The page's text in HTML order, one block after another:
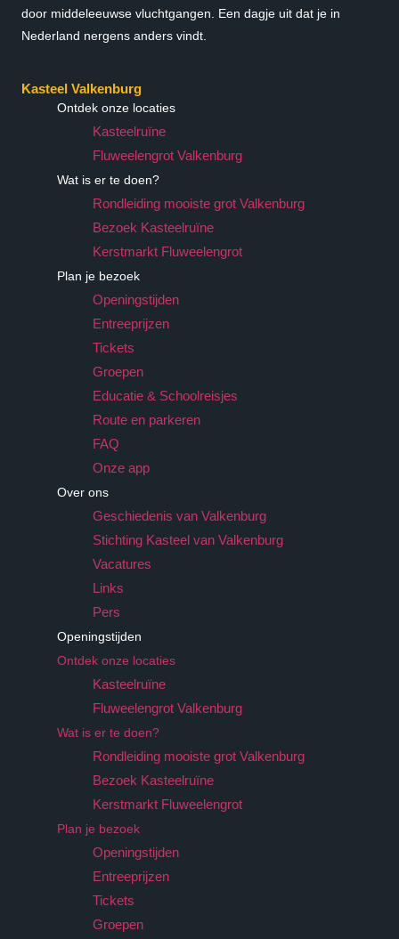
door middeleeuwse vluchtgangen. Een dagje uit dat je in
Nederland nergens anders vindt.
Kasteel Valkenburg
Ontdek onze locaties
Kasteelruïne
Fluweelengrot Valkenburg
Wat is er te doen?
Rondleiding mooiste grot Valkenburg
Bezoek Kasteelruïne
Kerstmarkt Fluweelengrot
Plan je bezoek
Openingstijden
Entreeprijzen
Tickets
Groepen
Educatie & Schoolreisjes
Route en parkeren
FAQ
Onze app
Over ons
Geschiedenis van Valkenburg
Stichting Kasteel van Valkenburg
Vacatures
Links
Pers
Openingstijden
Ontdek onze locaties
Kasteelruïne
Fluweelengrot Valkenburg
Wat is er te doen?
Rondleiding mooiste grot Valkenburg
Bezoek Kasteelruïne
Kerstmarkt Fluweelengrot
Plan je bezoek
Openingstijden
Entreeprijzen
Tickets
Groepen